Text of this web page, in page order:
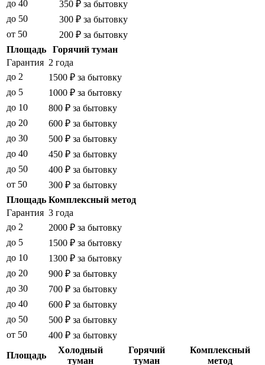
до 40
350 ₽ за бытовку
до 50
300 ₽ за бытовку
от 50
200 ₽ за бытовку
Площадь
Горячий туман
Гарантия 2 года
до 2
1500 ₽ за бытовку
до 5
1000 ₽ за бытовку
до 10
800 ₽ за бытовку
до 20
600 ₽ за бытовку
до 30
500 ₽ за бытовку
до 40
450 ₽ за бытовку
до 50
400 ₽ за бытовку
от 50
300 ₽ за бытовку
Площадь Комплексный метод
Гарантия 3 года
до 2
2000 ₽ за бытовку
до 5
1500 ₽ за бытовку
до 10
1300 ₽ за бытовку
до 20
900 ₽ за бытовку
до 30
700 ₽ за бытовку
до 40
600 ₽ за бытовку
до 50
500 ₽ за бытовку
от 50
400 ₽ за бытовку
Площадь
Холодный
туман
Горячий
туман
Комплексный
метод